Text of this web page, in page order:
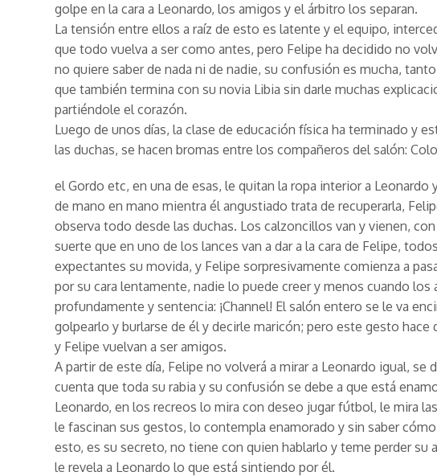
golpe en la cara a Leonardo, los amigos y el árbitro los separan.
La tensión entre ellos a raíz de esto es latente y el equipo,
que todo vuelva a ser como antes, pero Felipe ha decidido no
no quiere saber de nada ni de nadie, su confusión es mucha,
que también termina con su novia Libia sin darle muchas
partiéndole el corazón.
Luego de unos días, la clase de educación física ha terminado y
las duchas, se hacen bromas entre los compañeros del salón:
el Gordo etc, en una de esas, le quitan la ropa interior a Leonardo
de mano en mano mientra él angustiado trata de recuperarla,
observa todo desde las duchas. Los calzoncillos van y vienen,
suerte que en uno de los lances van a dar a la cara de Felipe,
expectantes su movida, y Felipe sorpresivamente comienza a
por su cara lentamente, nadie lo puede creer y menos cuando los
profundamente y sentencia: ¡Channel! El salón entero se le va
golpearlo y burlarse de él y decirle maricón; pero este gesto hace
y Felipe vuelvan a ser amigos.
A partir de este día, Felipe no volverá a mirar a Leonardo igual, se
cuenta que toda su rabia y su confusión se debe a que está
Leonardo, en los recreos lo mira con deseo jugar fútbol, le mira
le fascinan sus gestos, lo contempla enamorado y sin saber
esto, es su secreto, no tiene con quien hablarlo y teme perder su
le revela a Leonardo lo que está sintiendo por él.